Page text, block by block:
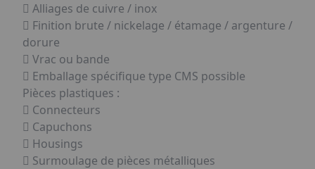
 Alliages de cuivre / inox
 Finition brute / nickelage / étamage / argenture /
dorure
 Vrac ou bande
 Emballage spécifique type CMS possible
Pièces plastiques :
 Connecteurs
 Capuchons
 Housings
 Surmoulage de pièces métalliques